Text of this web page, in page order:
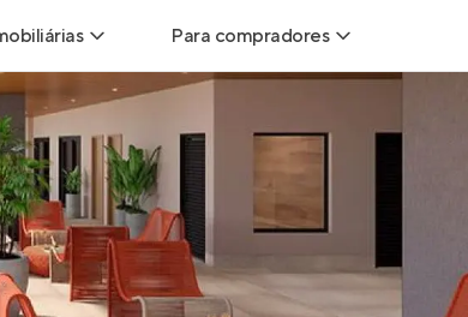
para Imobiliárias
de imobiliárias
imóveis
Para compradores
Calcule seu Poder de Compra
Comprar x Alugar
Correção do INCC